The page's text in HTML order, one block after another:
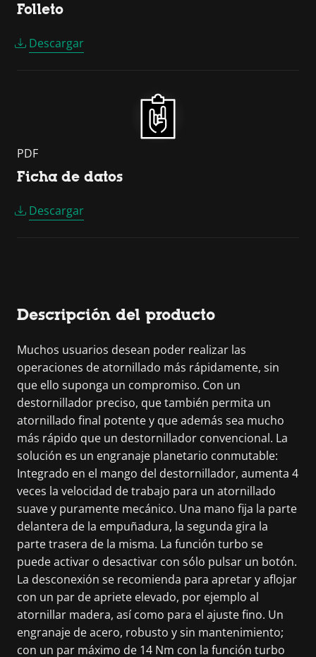
Folleto
Descargar
PDF
Ficha de datos
Descargar
Descripción del producto
Muchos usuarios desean poder realizar las
operaciones de atornillado más rápidamente, sin
que ello suponga un compromiso. Con un
destornillador preciso, que también permita un
atornillado final potente y que además sea mucho
más rápido que un destornillador convencional. La
solución es un engranaje planetario conmutable:
Integrado en el mango del destornillador, aumenta 4
veces la velocidad de trabajo para un atornillado
suave y puramente mecánico. Una mano fija la parte
delantera de la empuñadura, la segunda gira la
parte trasera de la misma. La función turbo se
puede activar o desactivar con sólo pulsar un botón.
La desconexión se recomienda para apretar y aflojar
con un par de apriete elevado, por ejemplo al
atornillar madera, así como para el ajuste fino. Un
engranaje de acero, robusto y sin mantenimiento;
con un par máximo de 14 Nm con la función turbo